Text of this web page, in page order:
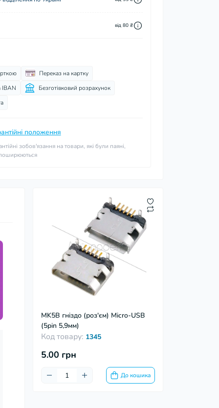
від 80 ₴
Переказ на картку
IBAN
Безготівковий розрахунок
положення
зобов'язання на товари, які були паяні,
MK5B гніздо (роз'єм) Micro-USB
(5pin 5,9мм)
Код товару: 1345
5.00 грн
До кошика